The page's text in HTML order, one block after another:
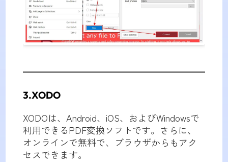
3.XODO
XODOは、Android、iOS、およびWindowsで
利用できるPDF変換ソフトです。さらに、
オンラインで無料で、ブラウザからもアク
セスできます。